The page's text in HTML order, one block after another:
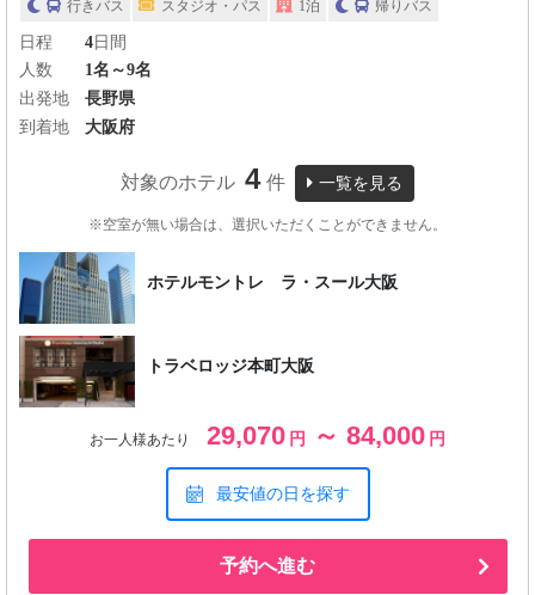
行きバス スタジオ・パス 1泊 帰りバス
日程 4日間
人数
1名～9名
出発地
長野県
到着地
大阪府
対象のホテル 4 件 一覧を見る
※空室が無い場合は、選択いただくことができません。
ホテルモントレ ラ・スール大阪
トラベロッジ本町大阪
お一人様あたり 29,070 円 ～ 84,000 円
最安値の日を探す
予約へ進む